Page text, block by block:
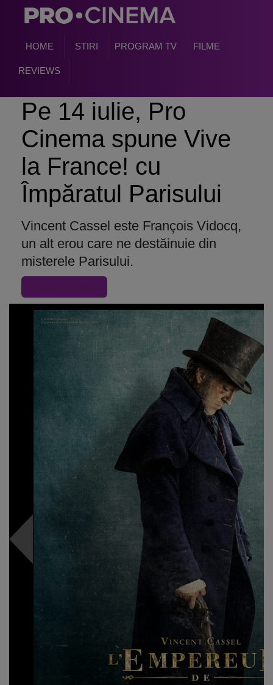
HOME STIRI PROGRAM TV FILME
REVIEWS
Pe 14 iulie, Pro
Cinema spune Vive
la France! cu
Împăratul Parisului
Vincent Cassel este François Vidocq,
un alt erou care ne destăinuie din
misterele Parisului.